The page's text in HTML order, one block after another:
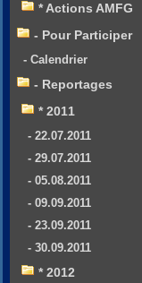
* Actions AMFG
- Pour Participer
- Calendrier
- Reportages
* 2011
- 22.07.2011
- 29.07.2011
- 05.08.2011
- 09.09.2011
- 23.09.2011
- 30.09.2011
* 2012